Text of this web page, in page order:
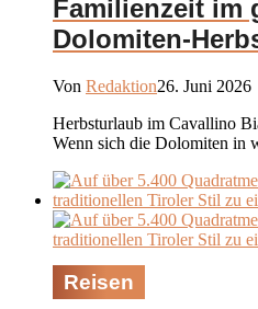
Familienzeit im
Dolomiten-
Von Redaktion26. Juni 2026
Herbsturlaub im Cavallino
Wenn sich die Dolomiten in
Reisen